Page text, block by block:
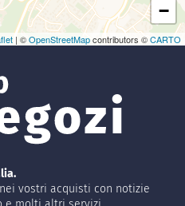
−
| ©OpenStreetMapcontributors ©CARTO
vostri acquisti con notizie